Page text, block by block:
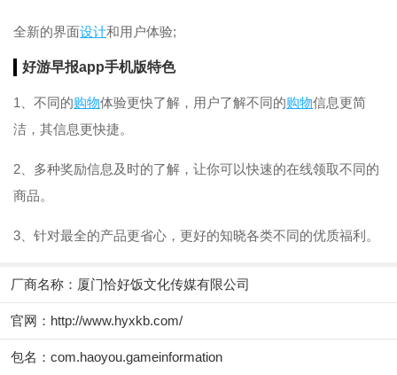
全新的界面设计和用户体验;
好游早报app手机版特色
1、不同的购物体验更快了解，用户了解不同的购物信息更简
洁，其信息更快捷。
2、多种奖励信息及时的了解，让你可以快速的在线领取不同的
商品。
3、针对最全的产品更省心，更好的知晓各类不同的优质福利。
厂商名称： 厦门恰好饭文化传媒有限公司
官网： http://www.hyxkb.com/
包名：com.haoyou.gameinformation